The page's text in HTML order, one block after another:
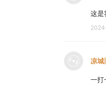
这是
凉
一